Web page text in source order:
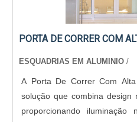
PORTA DE CORRER COM
ESQUADRIAS EM ALUMINIO /
A Porta De Correr Com
solução que combina design
proporcionando iluminação